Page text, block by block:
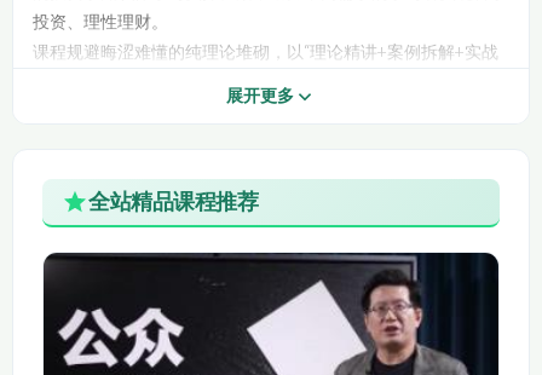
4.3债券交易
4.5公司债的发行与上
与上市
5.1证券投资基金概述
展
5.3证券投资基金的设
立，募集与运作
5.4投资组合管理
投资、理性理财。
课程规避晦涩难懂的纯理论堆砌，以“理论精讲+案例拆解+实战
演练”为核心，涵盖股票、基金、债券、期货、衍生品、数字货
资思维，适配投资入门、金融从业备考、个人理财提升等多重需
求，是新手入门投资、提升投资能力的首选系统课程。
一、课程核心定位
全基础适配：兼顾零基础新手与进阶学习者，从基础概念入手，
逐步过渡到专业分析与实战操作，拒绝“一刀切”教学，确保新手
能轻松入门、进阶者能稳步提升。
展开更多
全站精品课程推荐